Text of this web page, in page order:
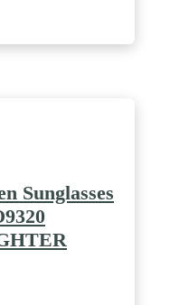
Sunglasses